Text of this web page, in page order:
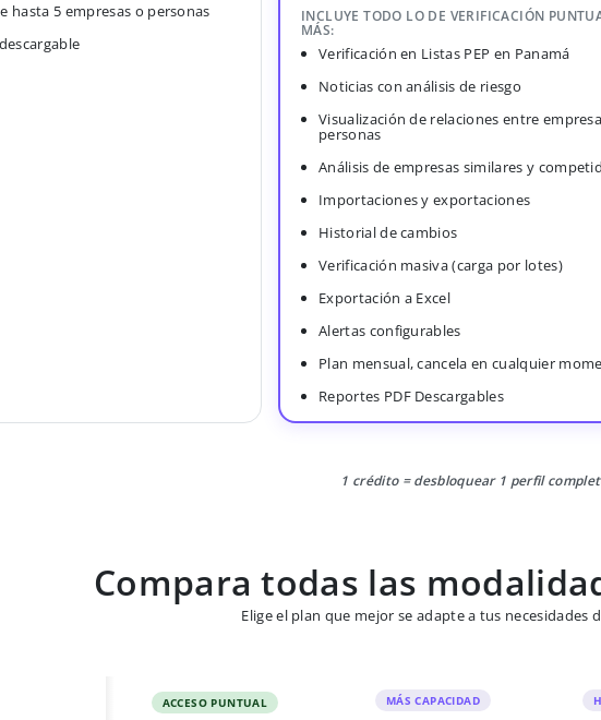
hasta 5 empresas o personas
INCLUYE TODO LO DE VERIFICACIÓN
MÁS:
Verificación en Listas PEP en Panamá
Noticias con análisis de riesgo
Visualización de relaciones entre
personas
Análisis de empresas similares y
Importaciones y exportaciones
Historial de cambios
Verificación masiva (carga por lotes)
Exportación a Excel
Alertas configurables
Plan mensual, cancela en cualquier
Reportes PDF Descargables
1 crédito = desbloquear 1 perfil
Compara todas las
Elige el plan que mejor se adapte a tus necesidades
ACCESO PUNTUAL MÁS CAPACIDAD